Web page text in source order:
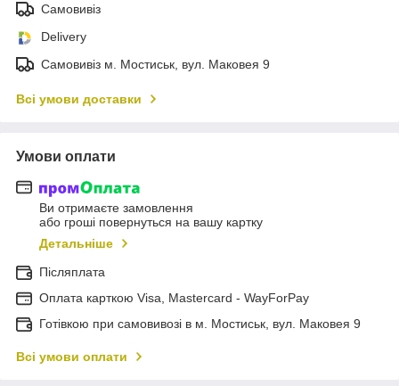
Самовивіз
Delivery
Самовивіз м. Мостиськ, вул. Маковея 9
Всі умови доставки
Умови оплати
Ви отримаєте замовлення
або гроші повернуться на вашу картку
Детальніше
Післяплата
Оплата карткою Visa, Mastercard - WayForPay
Готівкою при самовивозі в м. Мостиськ, вул. Маковея 9
Всі умови оплати